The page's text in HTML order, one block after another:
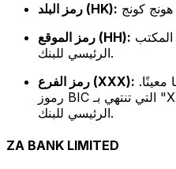
رمز البلد (HK):
رمز الموقع (HH):
الرئيسي للبنك.
رمز الفرع (XXX):
رموز BIC التي تنتهي بـ "XXX"، فهي تشير إلى المكتب
الرئيسي للبنك.
ZA BANK LIMITED